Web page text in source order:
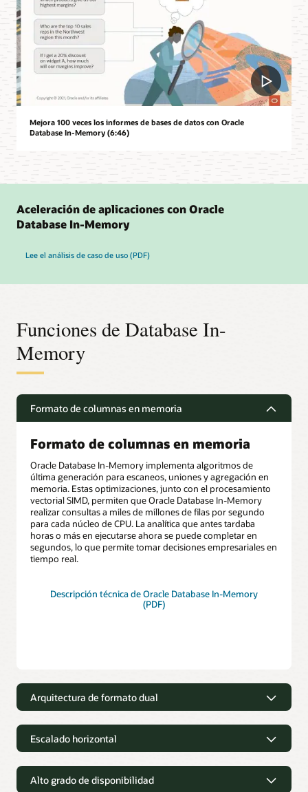
Mejora 100 veces los informes de bases de datos con Oracle
Database In-Memory (6:46)
Aceleración de aplicaciones con Oracle
Database In-Memory
Lee el análisis de caso de uso (PDF)
Funciones de Database In-
Memory
Formato de columnas en memoria
Formato de columnas en memoria
Oracle Database In-Memory implementa algoritmos de
última generación para escaneos, uniones y agregación en
memoria. Estas optimizaciones, junto con el procesamiento
vectorial SIMD, permiten que Oracle Database In-Memory
realizar consultas a miles de millones de filas por segundo
para cada núcleo de CPU. La analítica que antes tardaba
horas o más en ejecutarse ahora se puede completar en
segundos, lo que permite tomar decisiones empresariales en
tiempo real.
Descripción técnica de Oracle Database In-Memory
(PDF)
Arquitectura de formato dual
La arquitectura de formato dual de Oracle Database In-
Memory representa tablas utilizando simultáneamente un
formato tradicional de filas y un nuevo formato de columnas
en memoria. Con ella, puedes ejecutar el procesamiento de
transacciones y la elaboración de informes analíticos sobre
Escalado horizontal
Oracle Database In-Memory permite un escalado
Alto grado de disponibilidad